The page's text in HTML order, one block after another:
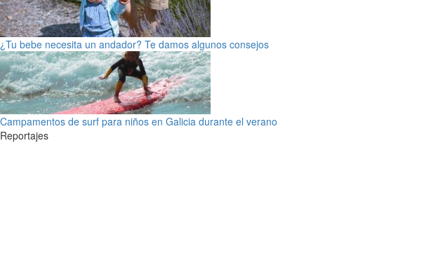
¿Tu bebe necesita un andador? Te damos algunos consejos
Campamentos de surf para niños en Galicia durante el verano
Reportajes